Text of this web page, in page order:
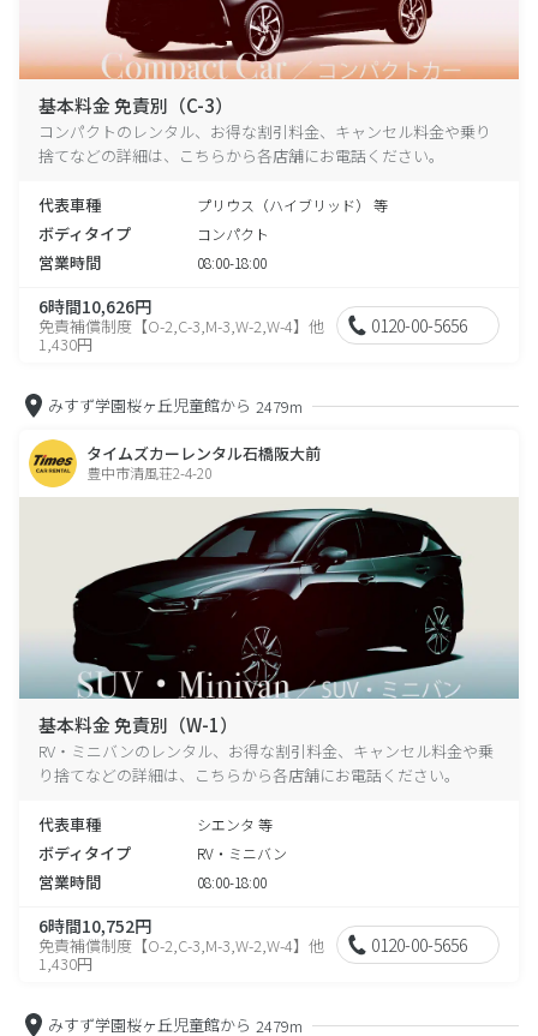
基本料金 免責別（C-3）
コンパクトのレンタル、お得な割引料金、キャンセル料金や乗り
捨てなどの詳細は、こちらから各店舗にお電話ください。
代表車種 プリウス（ハイブリッド） 等
ボディタイプ コンパクト
営業時間 08:00-18:00
6時間10,626円
免責補償制度【O-2,C-3,M-3,W-2,W-4】他
1,430円
0120-00-5656
みすず学園桜ヶ丘児童館から 2479m
タイムズカーレンタル石橋阪大前
豊中市清風荘2-4-20
基本料金 免責別（W-1）
RV・ミニバンのレンタル、お得な割引料金、キャンセル料金や乗
り捨てなどの詳細は、こちらから各店舗にお電話ください。
代表車種 シエンタ 等
ボディタイプ RV・ミニバン
営業時間 08:00-18:00
6時間10,752円
免責補償制度【O-2,C-3,M-3,W-2,W-4】他
1,430円
0120-00-5656
みすず学園桜ヶ丘児童館から 2479m